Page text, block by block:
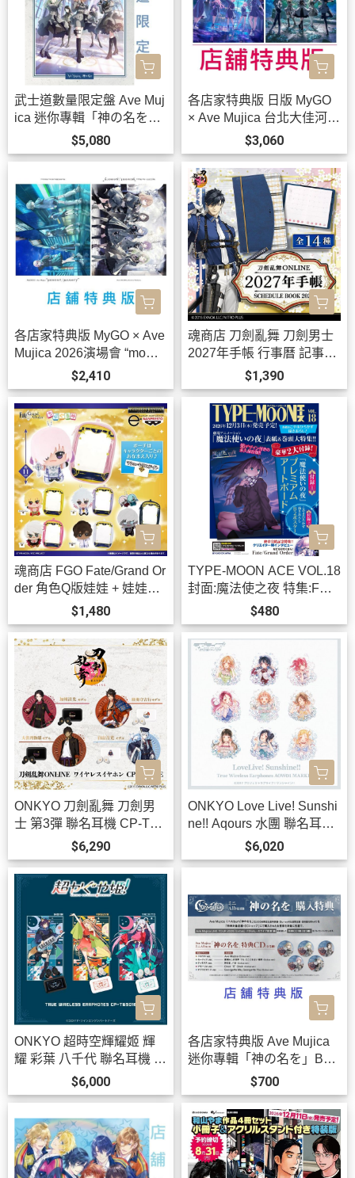
武士道數量限定盤 Ave Muj
ica 迷你專輯「神の名を」
BanG Dream! *10/21發售!
$5,080
各店家特典版 日版 MyGO
× Ave Mujica 台北大佳河濱
公園 追加公演 2026演唱會
藍光BD BanG Dream! *1/2
7發售! 早期1202截止
$3,060
各店家特典版 MyGO × Ave
Mujica 2026演場會 “mome
nt / memory” 藍光BD 特裝
盤 BanG Dream! *9/30發
售!
$2,410
魂商店 刀劍亂舞 刀劍男士
2027年手帳 行事曆 記事本
全14種可選 *12月發售!
$1,390
魂商店 FGO Fate/Grand Or
der 角色Q版娃娃 + 娃娃包
可選*12月發售!
$1,480
TYPE-MOON ACE VOL.18
封面:魔法使之夜 特集:FGO
二部完結 *12/3發售!
$480
ONKYO 刀劍亂舞 刀劍男
士 第3彈 聯名耳機 CP-TW
S01E 附:束口袋【跨境】0
923*12月上旬發售!
$6,290
ONKYO Love Live! Sunshi
ne!! Aqours 水團 聯名耳機
AOW01 MARKⅡ【跨境】
0923 *12月上旬發售!
$6,020
ONKYO 超時空輝耀姬 輝
耀 彩葉 八千代 聯名耳機 C
P-TWS01E【跨境】0826*
11月中旬發售!
$6,000
各店家特典版 Ave Mujica
迷你專輯「神の名を」Ban
G Dream! *10/21發售! 早期
0903
$700